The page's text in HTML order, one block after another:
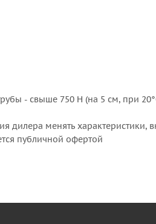
- свыше 750 Н (на 5 см, при
дилера менять
публичной офертой